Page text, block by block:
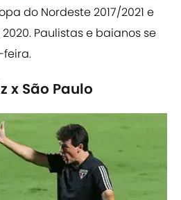
do Nordeste 2017/2021 e
Paulistas e baianos se
x São Paulo